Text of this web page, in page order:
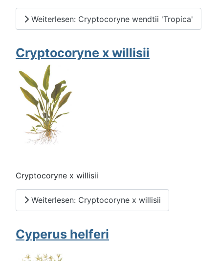
Weiterlesen: Cryptocoryne wendtii 'Tropica'
Cryptocoryne x willisii
Cryptocoryne x willisii
Weiterlesen: Cryptocoryne x willisii
Cyperus helferi